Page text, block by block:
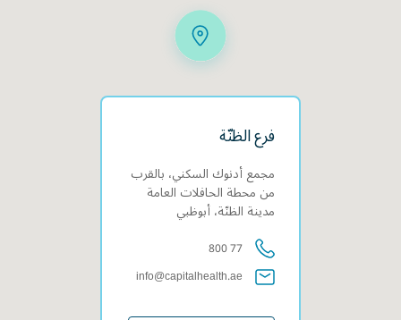
فرع الظنّة
مجمع أدنوك السكني، بالقرب
من محطة الحافلات العامة
مدينة الظنّة، أبوظبي
800 77
info@capitalhealth.ae